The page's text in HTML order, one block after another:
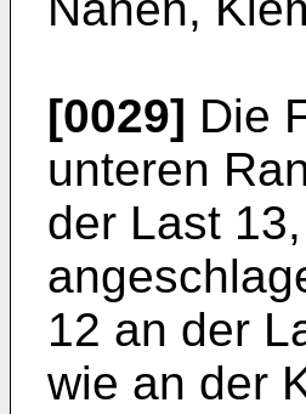
[0029] Die
unteren
der Last
12 an der
wie an der